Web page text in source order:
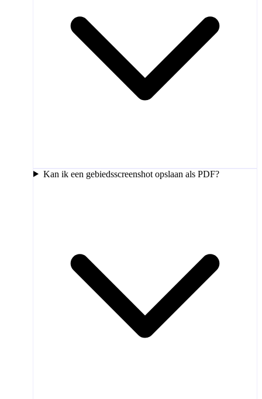
Kan ik een gebiedsscreenshot opslaan als PDF?